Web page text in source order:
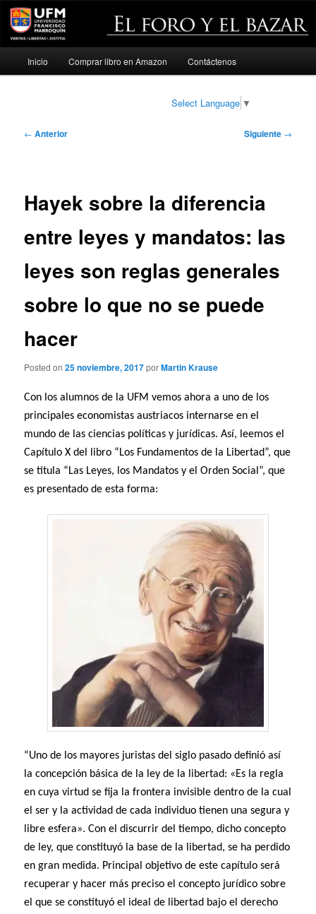
Ir
Inicio Comprar libro en Amazon Contáctenos
Select Language ▼
Navegación
← Anterior Siguiente →
Hayek sobre la diferencia
entre leyes y mandatos: las
leyes son reglas generales
sobre lo que no se puede
hacer
Posted on25 noviembre, 2017porMartin Krause
Con los alumnos de la UFM vemos ahora a uno de los
principales economistas austriacos internarse en el
mundo de las ciencias políticas y jurídicas. Así, leemos el
Capítulo X del libro “Los Fundamentos de la Libertad”, que
se titula “Las Leyes, los Mandatos y el Orden Social”, que
es presentado de esta forma:
“Uno de los mayores juristas del siglo pasado definió así
la concepción básica de la ley de la libertad: «Es la regla
en cuya virtud se fija la frontera invisible dentro de la cual
el ser y la actividad de cada individuo tienen una segura y
libre esfera». Con el discurrir del tiempo, dicho concepto
de ley, que constituyó la base de la libertad, se ha perdido
en gran medida. Principal objetivo de este capítulo será
recuperar y hacer más preciso el concepto jurídico sobre
el que se constituyó el ideal de libertad bajo el derecho